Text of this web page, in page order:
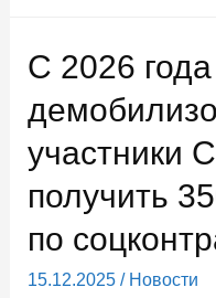
мужчин
продолжен
С 2026
участники
получить
по
15.12.2025/ Новости